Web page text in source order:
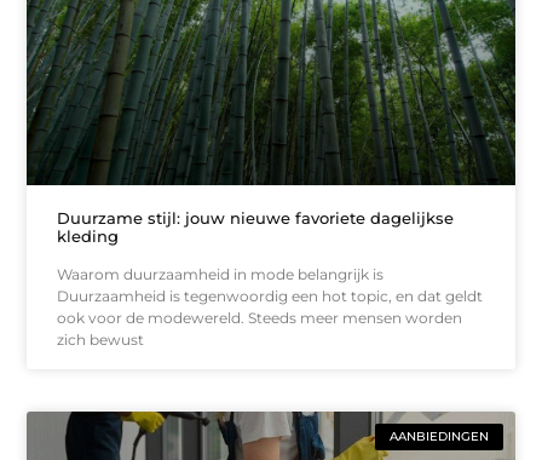
Duurzame stijl: jouw nieuwe favoriete dagelijkse
kleding
Waarom duurzaamheid in mode belangrijk is
Duurzaamheid is tegenwoordig een hot topic, en dat geldt
ook voor de modewereld. Steeds meer mensen worden
zich bewust
AANBIEDINGEN